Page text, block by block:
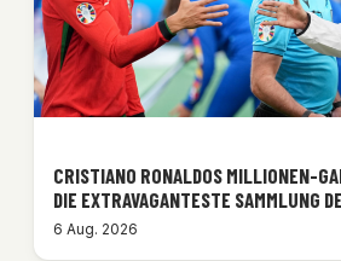
CRISTIANO RONALDOS MILLIONEN-
DIE EXTRAVAGANTESTE SAMMLUNG
6 Aug. 2026